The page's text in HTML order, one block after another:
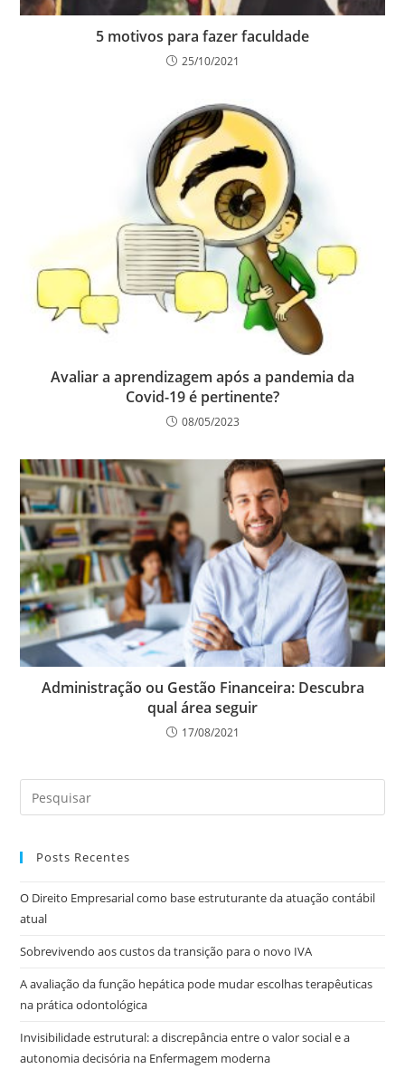
5 motivos para fazer faculdade
25/10/2021
Avaliar a aprendizagem após a pandemia da
Covid-19 é pertinente?
08/05/2023
Administração ou Gestão Financeira: Descubra
qual área seguir
17/08/2021
Posts Recentes
O Direito Empresarial como base estruturante da atuação contábil
atual
Sobrevivendo aos custos da transição para o novo IVA
A avaliação da função hepática pode mudar escolhas terapêuticas
na prática odontológica
Invisibilidade estrutural: a discrepância entre o valor social e a
autonomia decisória na Enfermagem moderna